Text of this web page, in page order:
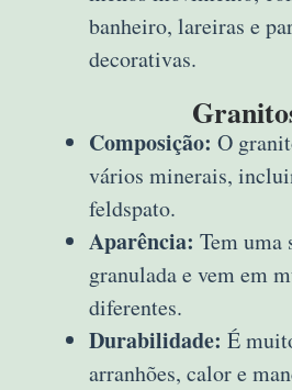
banheiro, lareiras e
decorativas.
Composição: O
vários minerais,
feldspato.
Aparência: Tem uma
granulada e vem em
diferentes.
Durabilidade: É
arranhões, calor e